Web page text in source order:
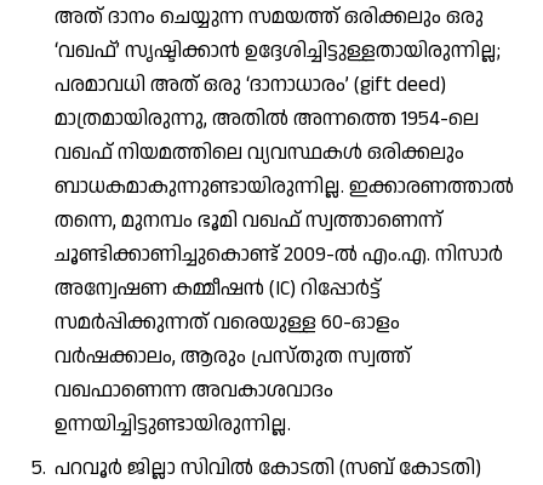
അത് ദാനം ചെയ്യുന്ന സമയത്ത് ഒരിക്കലും ഒരു
‘വഖഫ്’ സൃഷ്ടിക്കാൻ ഉദ്ദേശിച്ചിട്ടുള്ളതായിരുന്നില്ല;
പരമാവധി അത് ഒരു ‘ദാനാധാരം’ (gift deed)
മാത്രമായിരുന്നു, അതിൽ അന്നത്തെ 1954-ലെ
വഖഫ് നിയമത്തിലെ വ്യവസ്ഥകൾ ഒരിക്കലും
ബാധകമാകുന്നുണ്ടായിരുന്നില്ല. ഇക്കാരണത്താൽ
തന്നെ, മുനമ്പം ഭൂമി വഖഫ് സ്വത്താണെന്ന്
ചൂണ്ടിക്കാണിച്ചുകൊണ്ട് 2009-ൽ എം.എ. നിസാർ
അന്വേഷണ കമ്മീഷൻ (IC) റിപ്പോർട്ട്
സമർപ്പിക്കുന്നത് വരെയുള്ള 60-ഓളം
വർഷക്കാലം, ആരും പ്രസ്തുത സ്വത്ത്
വഖഫാണെന്ന അവകാശവാദം
ഉന്നയിച്ചിട്ടുണ്ടായിരുന്നില്ല.
പറവൂർ ജില്ലാ സിവിൽ കോടതി (സബ് കോടതി)